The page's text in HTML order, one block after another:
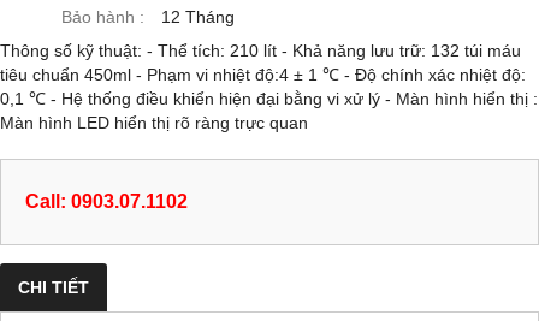
Bảo hành :
12 Tháng
Thông số kỹ thuật: - Thể tích: 210 lít - Khả năng lưu trữ: 132 túi máu
tiêu chuẩn 450ml - Phạm vi nhiệt độ:4 ± 1 ℃ - Độ chính xác nhiệt độ:
0,1 ℃ - Hệ thống điều khiển hiện đại bằng vi xử lý - Màn hình hiển thị :
Màn hình LED hiển thị rõ ràng trực quan
Call: 0903.07.1102
CHI TIẾT